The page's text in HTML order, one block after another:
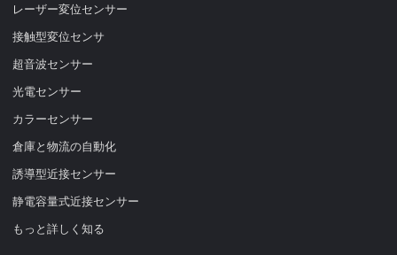
レーザー変位センサー
接触型変位センサ
超音波センサー
光電センサー
カラーセンサー
倉庫と物流の自動化
誘導型近接センサー
静電容量式近接センサー
もっと詳しく知る